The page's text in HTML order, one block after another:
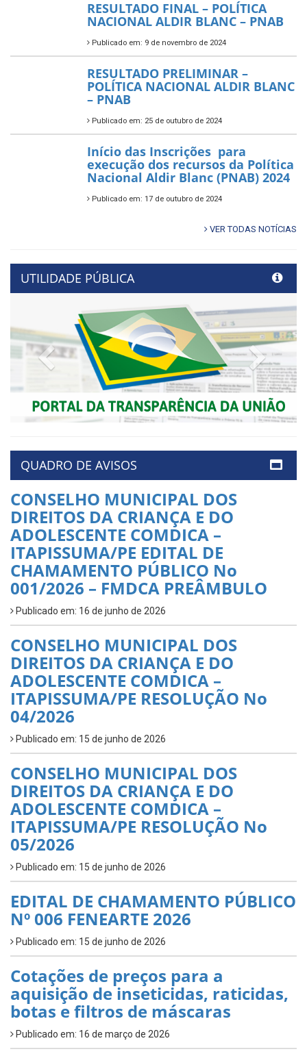
RESULTADO FINAL – POLÍTICA
NACIONAL ALDIR BLANC – PNAB
Publicado em: 9 de novembro de 2024
RESULTADO PRELIMINAR –
POLÍTICA NACIONAL ALDIR BLANC
– PNAB
Publicado em: 25 de outubro de 2024
Início das Inscrições para
execução dos recursos da Política
Nacional Aldir Blanc (PNAB) 2024
Publicado em: 17 de outubro de 2024
VER TODAS NOTÍCIAS
UTILIDADE PÚBLICA
Previous Next
QUADRO DE AVISOS
CONSELHO MUNICIPAL DOS
DIREITOS DA CRIANÇA E DO
ADOLESCENTE COMDICA –
ITAPISSUMA/PE EDITAL DE
CHAMAMENTO PÚBLICO No
001/2026 – FMDCA PREÂMBULO
Publicado em: 16 de junho de 2026
CONSELHO MUNICIPAL DOS
DIREITOS DA CRIANÇA E DO
ADOLESCENTE COMDICA –
ITAPISSUMA/PE RESOLUÇÃO No
04/2026
Publicado em: 15 de junho de 2026
CONSELHO MUNICIPAL DOS
DIREITOS DA CRIANÇA E DO
ADOLESCENTE COMDICA –
ITAPISSUMA/PE RESOLUÇÃO No
05/2026
Publicado em: 15 de junho de 2026
EDITAL DE CHAMAMENTO PÚBLICO
Nº 006 FENEARTE 2026
Publicado em: 15 de junho de 2026
Cotações de preços para a
aquisição de inseticidas, raticidas,
botas e filtros de máscaras
Publicado em: 16 de março de 2026